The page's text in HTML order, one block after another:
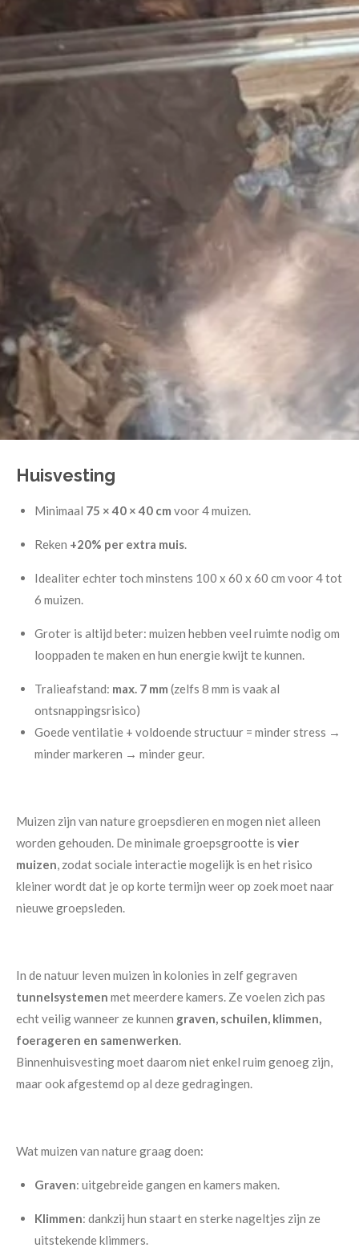
Huisvesting
Minimaal 75 × 40 × 40 cm voor 4 muizen.
Reken +20% per extra muis.
Idealiter echter toch minstens 100 x 60 x 60 cm voor 4 tot
6 muizen.
Groter is altijd beter: muizen hebben veel ruimte nodig om
looppaden te maken en hun energie kwijt te kunnen.
Tralieafstand: max. 7 mm (zelfs 8 mm is vaak al
ontsnappingsrisico)
Goede ventilatie + voldoende structuur = minder stress →
minder markeren → minder geur.
Muizen zijn van nature groepsdieren en mogen niet alleen
worden gehouden. De minimale groepsgrootte is vier
muizen, zodat sociale interactie mogelijk is en het risico
kleiner wordt dat je op korte termijn weer op zoek moet naar
nieuwe groepsleden.
In de natuur leven muizen in kolonies in zelf gegraven
tunnelsystemen met meerdere kamers. Ze voelen zich pas
echt veilig wanneer ze kunnen graven, schuilen, klimmen,
foerageren en samenwerken.
Binnenhuisvesting moet daarom niet enkel ruim genoeg zijn,
maar ook afgestemd op al deze gedragingen.
Wat muizen van nature graag doen:
Graven: uitgebreide gangen en kamers maken.
Klimmen: dankzij hun staart en sterke nageltjes zijn ze
uitstekende klimmers.